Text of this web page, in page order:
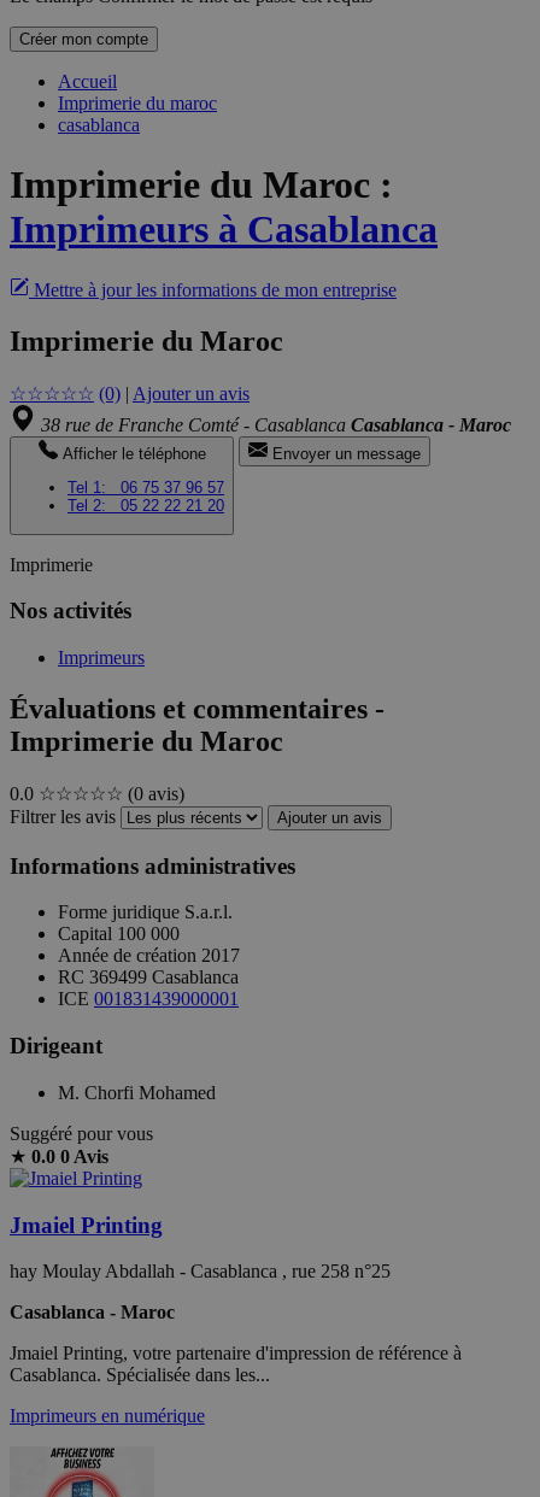
Créer mon compte
Accueil
Imprimerie du maroc
casablanca
Imprimerie du Maroc :
Imprimeurs à Casablanca
Mettre à jour les informations de mon entreprise
Imprimerie du Maroc
☆☆☆☆☆ (0) | Ajouter un avis
38 rue de Franche Comté - Casablanca Casablanca - Maroc
Afficher le téléphone
Tel 1:
06 75 37 96 57
Tel 2:
05 22 22 21 20
Envoyer un message
Imprimerie
Nos activités
Imprimeurs
Évaluations et commentaires -
Imprimerie du Maroc
0.0 ☆☆☆☆☆ (0 avis)
Filtrer les avis
Ajouter un avis
Informations administratives
Forme juridique S.a.r.l.
Capital 100 000
Année de création 2017
RC 369499 Casablanca
ICE 001831439000001
Dirigeant
M. Chorfi Mohamed
Suggéré pour vous
★ 0.0 0 Avis
Jmaiel Printing
hay Moulay Abdallah - Casablanca , rue 258 n°25
Casablanca - Maroc
Jmaiel Printing, votre partenaire d'impression de référence à
Casablanca. Spécialisée dans les...
Imprimeurs en numérique